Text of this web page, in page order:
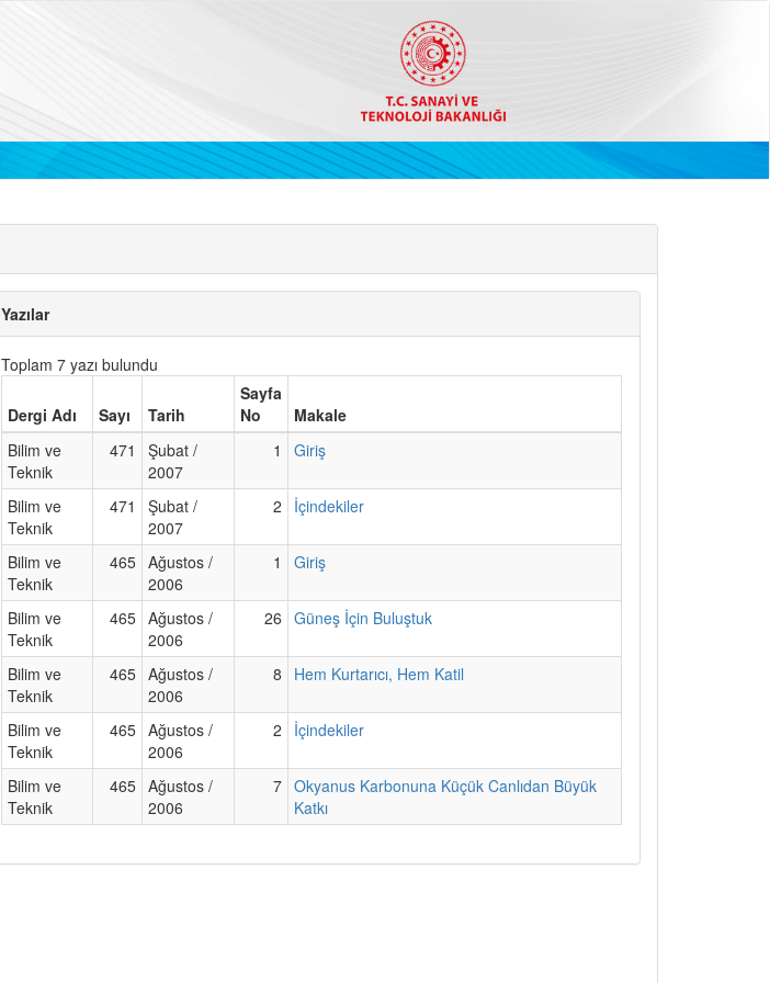
Yazılar
Toplam 7 yazı bulundu
Dergi Adı Sayı Tarih
Sayfa
No
Makale
Bilim ve
Teknik
471
Şubat /
2007
1 Giriş
Bilim ve
Teknik
471
Şubat /
2007
2 İçindekiler
Bilim ve
Teknik
465 Ağustos /
2006
1 Giriş
Bilim ve
Teknik
465 Ağustos /
2006
26 Güneş İçin Buluştuk
Bilim ve
Teknik
465 Ağustos /
2006
8 Hem Kurtarıcı, Hem Katil
Bilim ve
Teknik
465 Ağustos /
2006
2 İçindekiler
Bilim ve
Teknik
465 Ağustos /
2006
7 Okyanus Karbonuna Küçük Canlıdan Büyük
Katkı